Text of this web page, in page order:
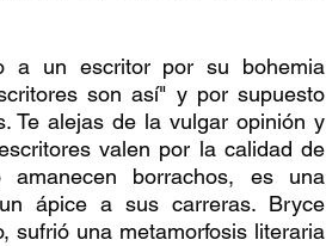
a un escritor por su bohemia
son así" y por supuesto
Te alejas de la vulgar opinión y
valen por la calidad de
borrachos, es una
ápice a sus carreras. Bryce
sufrió una metamorfosis literaria